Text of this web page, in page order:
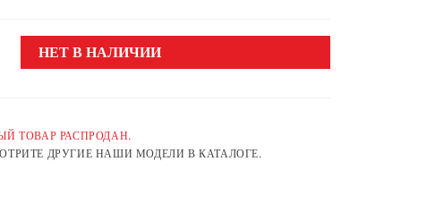
НЕТ В НАЛИЧИИ
ТОВАР РАСПРОДАН.
ДРУГИЕ НАШИ МОДЕЛИ В КАТАЛОГЕ.